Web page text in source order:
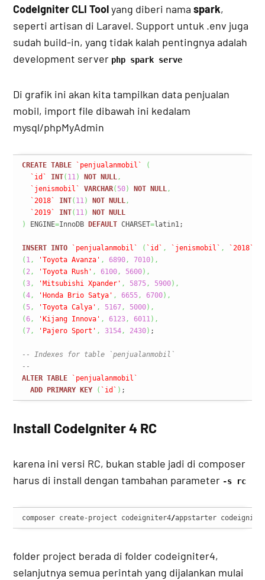
CodeIgniter CLI Toolyang diberi namaspark,
seperti artisan di Laravel. Support untuk .env juga
sudah build-in, yang tidak kalah pentingnya adalah
development server php spark serve
Di grafik ini akan kita tampilkan data penjualan
mobil, import file dibawah ini kedalam
mysql/phpMyAdmin
CREATE TABLE `penjualanmobil`
(
`id`
INT( 11) NOT NULL,
`jenismobil`
VARCHAR( 50) NOT NULL,
`2018`
INT( 11) NOT NULL,
`2019`
INT( 11) NOT
NULL
)
ENGINE=InnoDB DEFAULT CHARSET=latin1;
INSERT INTO `penjualanmobil` ( `id` , `jenismobil` , `2018`
( 1, 'Toyota Avanza' , 6890, 7010) ,
( 2, 'Toyota Rush' , 6100, 5600) ,
(3, 'Mitsubishi Xpander' , 5875, 5900) ,
(4, 'Honda Brio Satya' , 6655, 6700) ,
( 5, 'Toyota Calya' , 5167, 5000) ,
(6, 'Kijang Innova' , 6123, 6011) ,
(7, 'Pajero Sport' , 3154, 2430) ;
-- Indexes for table `penjualanmobil`
--
ALTER TABLE
`penjualanmobil`
ADD
PRIMARY KEY ( `id` ) ;
Install CodeIgniter 4 RC
karena ini versi RC, bukan stable jadi di composer
harus di install dengan tambahan parameter -s rc
composer create-project codeigniter4/appstarter
folder project berada di folder codeigniter4,
selanjutnya semua perintah yang dijalankan mulai